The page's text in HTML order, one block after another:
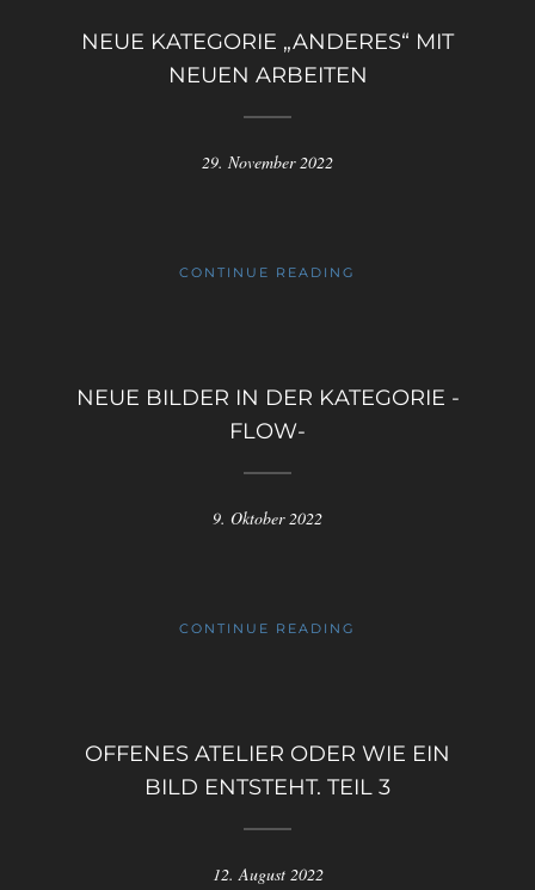
NEUE KATEGORIE „ANDERES“ MIT
NEUEN ARBEITEN
29. November 2022
CONTINUE READING
NEUE BILDER IN DER KATEGORIE -
FLOW-
9. Oktober 2022
CONTINUE READING
OFFENES ATELIER ODER WIE EIN
BILD ENTSTEHT. TEIL 3
12. August 2022